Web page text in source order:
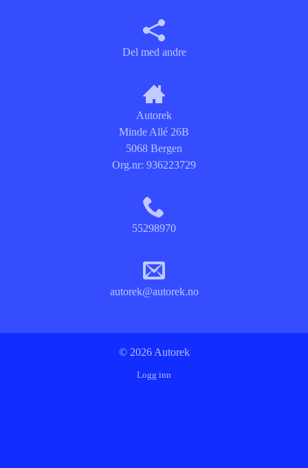
Del med andre
Autorek
Minde Allé 26B
5068 Bergen
Org.nr: 936223729
55298970
autorek@autorek.no
© 2026 Autorek
Logg inn